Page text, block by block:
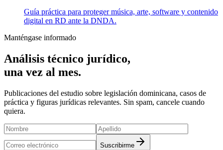
Guía práctica para proteger música, arte, software y contenido
digital en RD ante la DNDA.
Manténgase informado
Análisis técnico jurídico,
una vez al mes.
Publicaciones del estudio sobre legislación dominicana, casos de
práctica y figuras jurídicas relevantes. Sin spam, cancele cuando
quiera.
Suscribirme